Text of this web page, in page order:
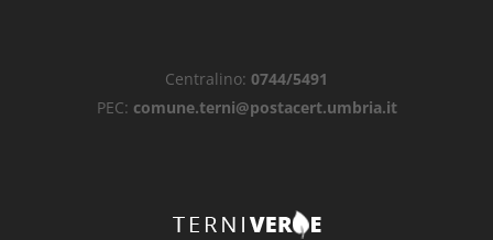
Centralino: 0744/5491
PEC: comune.terni@postacert.umbria.it